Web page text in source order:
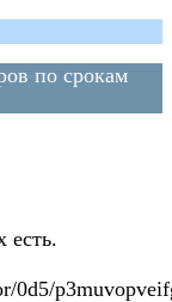
по срокам
есть.
0d5/